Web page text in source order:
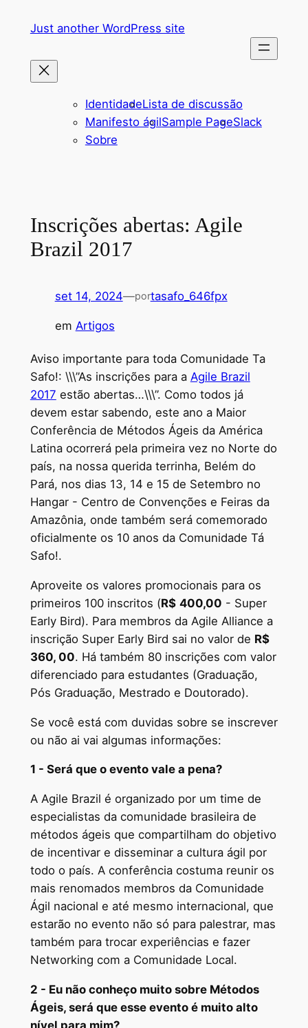
conteúdo
Just another WordPress site
IdentidadeLista de discussão
Manifesto ágilSample PageSlack
Sobre
Inscrições abertas: Agile
Brazil 2017
set 14, 2024—portasafo_646fpx
em Artigos
Aviso importante para toda Comunidade Ta
Safo!: \\\”As inscrições para a Agile Brazil
2017 estão abertas…\\\”. Como todos já
devem estar sabendo, este ano a Maior
Conferência de Métodos Ágeis da América
Latina ocorrerá pela primeira vez no Norte do
país, na nossa querida terrinha, Belém do
Pará, nos dias 13, 14 e 15 de Setembro no
Hangar - Centro de Convenções e Feiras da
Amazônia, onde também será comemorado
oficialmente os 10 anos da Comunidade Tá
Safo!.
Aproveite os valores promocionais para os
primeiros 100 inscritos (R$ 400,00 - Super
Early Bird). Para membros da Agile Alliance a
inscrição Super Early Bird sai no valor de R$
360, 00. Há também 80 inscrições com valor
diferenciado para estudantes (Graduação,
Pós Graduação, Mestrado e Doutorado).
Se você está com duvidas sobre se inscrever
ou não ai vai algumas informações:
1 - Será que o evento vale a pena?
A Agile Brazil é organizado por um time de
especialistas da comunidade brasileira de
métodos ágeis que compartilham do objetivo
de incentivar e disseminar a cultura ágil por
todo o país. A conferência costuma reunir os
mais renomados membros da Comunidade
Ágil nacional e até mesmo internacional, que
estarão no evento não só para palestrar, mas
também para trocar experiências e fazer
Networking com a Comunidade Local.
2 - Eu não conheço muito sobre Métodos
Ágeis, será que esse evento é muito alto
nível para mim?